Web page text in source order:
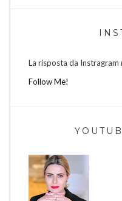
La risposta da Instragram
Follow Me!